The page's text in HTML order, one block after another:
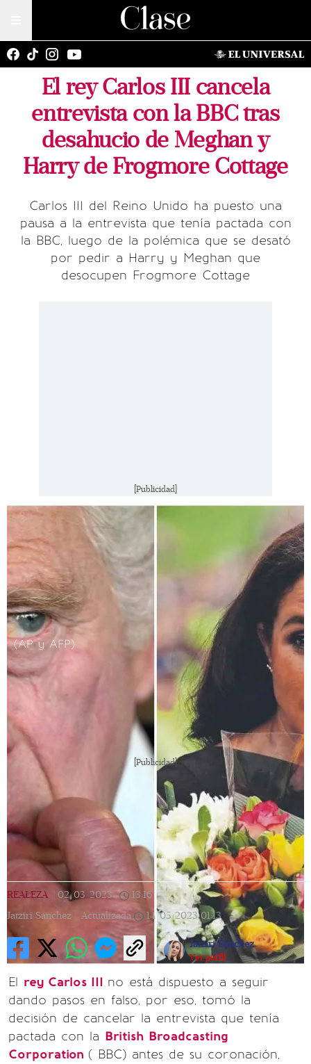
El rey Carlos III cancela
entrevista con la BBC tras
desahucio de Meghan y
Harry de Frogmore Cottage
Carlos III del Reino Unido ha puesto una
pausa a la entrevista que tenía pactada con
la BBC, luego de la polémica que se desató
por pedir a Harry y Meghan que
desocupen Frogmore Cottage
[Publicidad]
(AP y AFP)
[Publicidad]
REALEZA 02/03/2023 | 13:16
Jatziri Sanchez |
Actualizada 14/05/2023 01:13
Jatziri Sánchez
Ver perfil
El rey Carlos III no está dispuesto a seguir
dando pasos en falso, por eso, tomó la
decisión de cancelar la entrevista que tenía
pactada con la British Broadcasting
Corporation ( BBC) antes de su coronación,